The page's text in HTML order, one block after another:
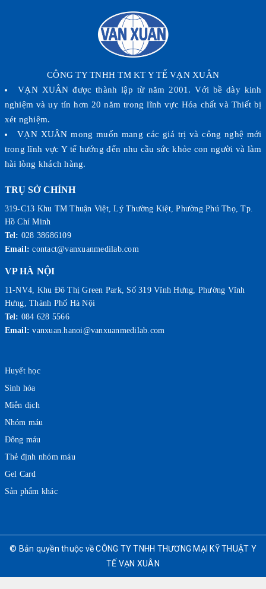
CÔNG TY TNHH TM KT Y TẾ VẠN XUÂN
VẠN XUÂN được thành lập từ năm 2001. Với bề dày kinh
nghiệm và uy tín hơn 20 năm trong lĩnh vực Hóa chất và Thiết bị
xét nghiệm.
VẠN XUÂN mong muốn mang các giá trị và công nghệ mới
trong lĩnh vực Y tế hướng đến nhu cầu sức khỏe con người và làm
hài lòng khách hàng.
TRỤ SỞ CHÍNH
319-C13 Khu TM Thuận Việt, Lý Thường Kiệt, Phường Phú Thọ, Tp.
Hồ Chí Minh
Tel: 028 38686109
Email: contact@vanxuanmedilab.com
VP HÀ NỘI
11-NV4, Khu Đô Thị Green Park, Số 319 Vĩnh Hưng, Phường Vĩnh
Hưng, Thành Phố Hà Nội
Tel: 084 628 5566
Email: vanxuan.hanoi@vanxuanmedilab.com
Huyết học
Sinh hóa
Miễn dịch
Nhóm máu
Đông máu
Thẻ định nhóm máu
Gel Card
Sản phẩm khác
© Bản quyền thuộc về CÔNG TY TNHH THƯƠNG MẠI KỸ THUẬT Y
TẾ VẠN XUÂN